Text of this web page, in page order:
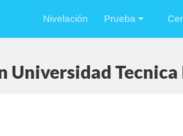
Nivelación Prueba
Universidad Tecnica